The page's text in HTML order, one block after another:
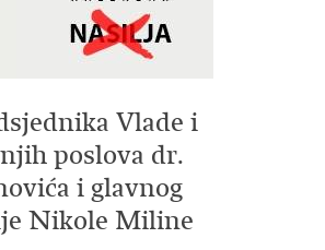
Vlade i
poslova dr.
i glavnog
Nikole Miline